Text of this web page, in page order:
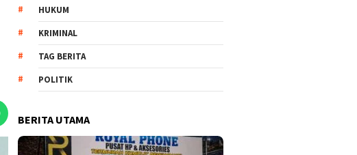
HUKUM
KRIMINAL
TAG BERITA
POLITIK
BERITA UTAMA